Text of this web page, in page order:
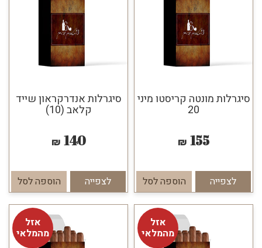
סיגרלות מונטה קריסטו מיני
20
155
₪
לצפייה הוספה לסל
סיגרלות אנדרקראון שייד
קלאב (10)
140
₪
לצפייה הוספה לסל
אזל
מהמלאי
אזל
מהמלאי